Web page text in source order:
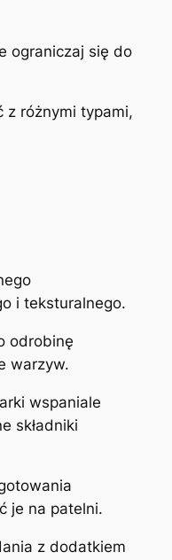
ograniczaj się do
z różnymi typami,
i teksturalnego.
odrobinę
warzyw.
wspaniale
składniki
je na patelni.
z dodatkiem